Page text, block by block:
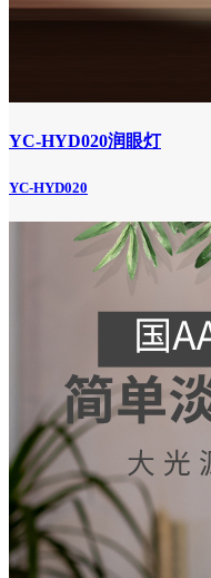
YC-HYD020润眼灯
YC-HYD020